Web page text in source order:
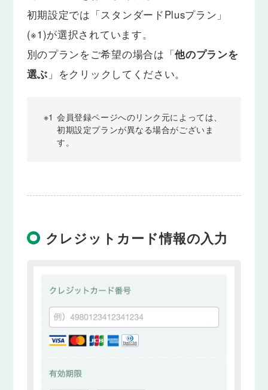
初期設定では「スタンダードPlusプラン」
(※1)が選択されています。
別のプランをご希望の場合は「他のプランを
選ぶ 」をクリックしてください。
※1 会員登録ページへのリンク元によっては、
初期設定プランが異なる場合がございま
す。
クレジットカード情報の入力